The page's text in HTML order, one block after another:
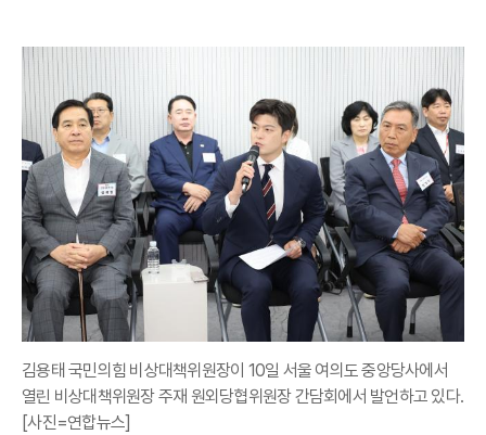
김용태 국민의힘 비상대책위원장이 10일 서울 여의도 중앙당사에서
열린 비상대책위원장 주재 원외당협위원장 간담회에서 발언하고 있다.
[사진=연합뉴스]